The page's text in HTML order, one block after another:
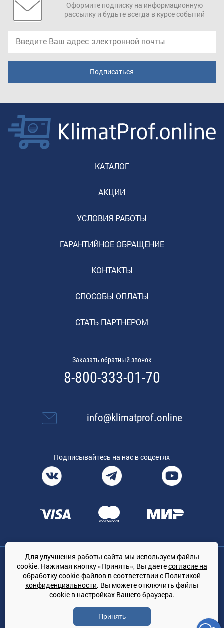
Оформите подписку на информационную
рассылку и будьте всегда в курсе событий
КАТАЛОГ
АКЦИИ
УСЛОВИЯ РАБОТЫ
ГАРАНТИЙНОЕ ОБРАЩЕНИЕ
КОНТАКТЫ
СПОСОБЫ ОПЛАТЫ
СТАТЬ ПАРТНЕРОМ
Заказать обратный звонок
8-800-333-01-70
info@klimatprof.online
Подписывайтесь на нас в соцсетях
Общество с ограниченной ответственностью «ТРЕЙДКОН», ОГРН:
1167847364079, 197022, г. Санкт-Петербург, проспект Медиков, 7
КЛИМАТПРОФ.ONLINE - оптовая продажа кондиционеров и
климатической техники на территории РФ
© Сайт принадлежит ООО «ТРЕЙДКОН»
Политика конфиденциальности
Для улучшения работы сайта мы используем файлы
cookie. Нажимая кнопку «Принять», Вы даетесогласие на
обработку cookie-файлов в соответствии с Политикой
конфиденциальности. Вы можете отключить файлы
cookie в настройках Вашего браузера.
Принять